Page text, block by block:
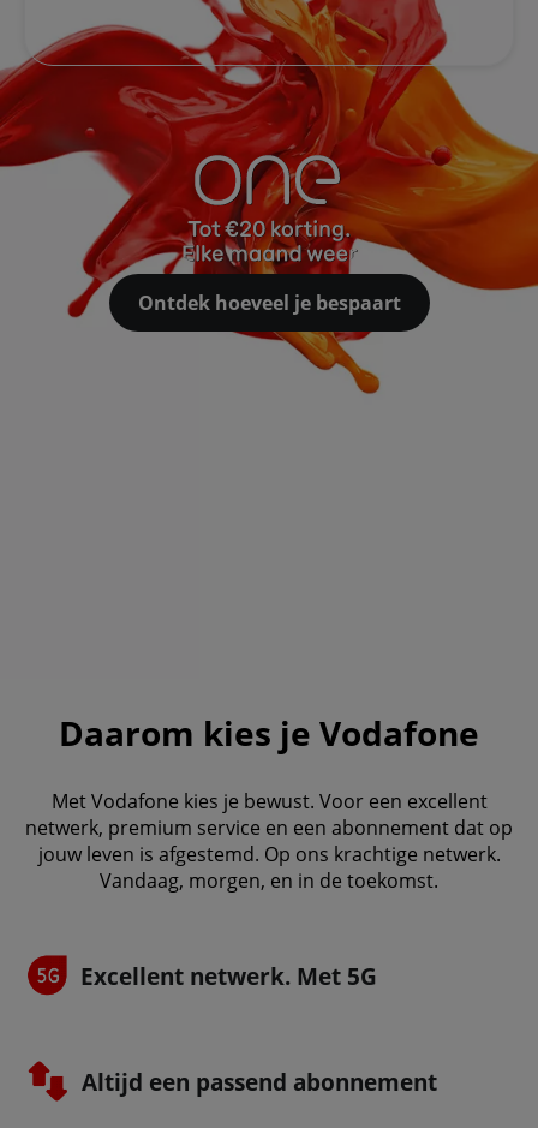
Ontdek hoeveel je bespaart
Daarom kies je Vodafone
Met Vodafone kies je bewust. Voor een excellent
netwerk, premium service en een abonnement dat op
jouw leven is afgestemd. Op ons krachtige netwerk.
Vandaag, morgen, en in de toekomst.
Excellent netwerk. Met 5G
Altijd een passend abonnement